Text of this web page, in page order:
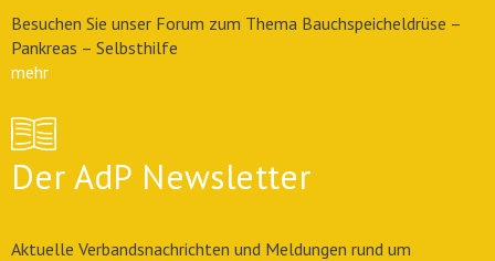
Besuchen Sie unser Forum zum Thema Bauchspeicheldrüse –
Pankreas – Selbsthilfe
mehr
Der AdP Newsletter
Aktuelle Verbandsnachrichten und Meldungen rund um